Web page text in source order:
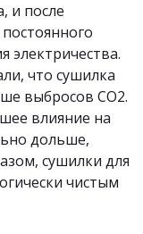
и после
электричества.
что сушилка
выбросов CO2.
влияние на
дольше,
сушилки для
чистым